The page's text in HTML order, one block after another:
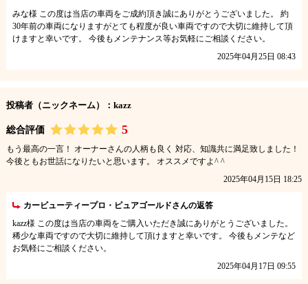
みな様 この度は当店の車両をご成約頂き誠にありがとうございました。 約
30年前の車両になりますがとても程度が良い車両ですので大切に維持して頂
けますと幸いです。 今後もメンテナンス等お気軽にご相談ください。
2025年04月25日 08:43
投稿者（ニックネーム）：kazz
総合評価 5
もう最高の一言！ オーナーさんの人柄も良く 対応、知識共に満足致しました！
今後ともお世話になりたいと思います。 オススメですよ^ ^
2025年04月15日 18:25
カービューティープロ・ピュアゴールドさんの返答
kazz様 この度は当店の車両をご購入いただき誠にありがとうございました。
稀少な車両ですので大切に維持して頂けますと幸いです。 今後もメンテなど
お気軽にご相談ください。
2025年04月17日 09:55